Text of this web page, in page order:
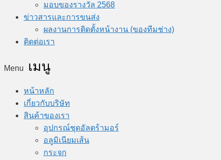
มอบของรางวัล 2568
ข่าวสารและการขนส่ง
ผลงานการติดตั้งหน้างาน (ของทีมช่าง)
ติดต่อเรา
Menu
หน้าหลัก
เกี่ยวกับบริษัท
สินค้าของเรา
อุปกรณ์ชุดอัลตร้ามอร์
อลูมิเนียมเส้น
กระจก